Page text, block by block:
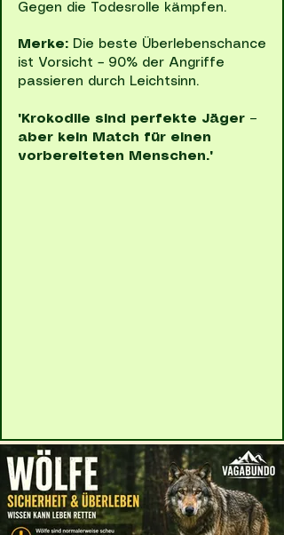
Gegen die Todesrolle kämpfen.
Merke: Die beste Überlebenschance
ist Vorsicht – 90% der Angriffe
passieren durch Leichtsinn.
"Krokodile sind perfekte Jäger –
aber kein Match für einen
vorbereiteten Menschen."